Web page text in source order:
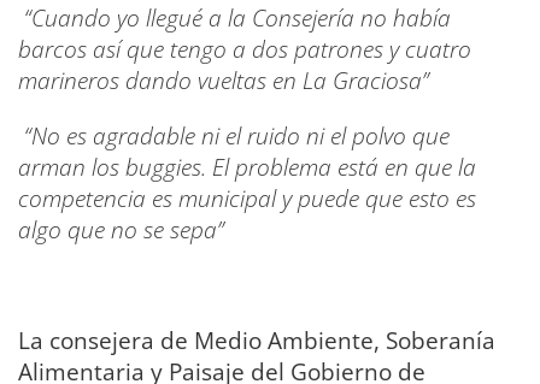
“Cuando yo llegué a la Consejería no había
barcos así que tengo a dos patrones y cuatro
marineros dando vueltas en La Graciosa”
“No es agradable ni el ruido ni el polvo que
arman los buggies. El problema está en que la
competencia es municipal y puede que esto es
algo que no se sepa”
La consejera de Medio Ambiente, Soberanía
Alimentaria y Paisaje del Gobierno de